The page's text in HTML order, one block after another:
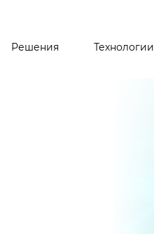
Решения Технологии